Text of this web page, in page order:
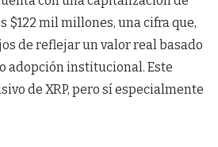
$122 mil millones, una cifra que,
de reflejar un valor real basado
adopción institucional. Este
de XRP, pero sí especialmente